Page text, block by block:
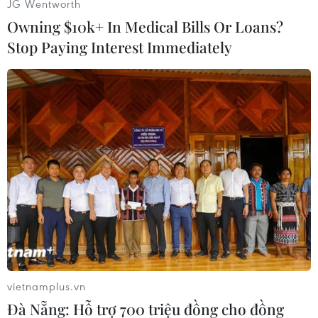
[Vẫn cần giải pháp căn cơ giải quyết thiếu
thuốc, trang thiết bị y tế]
Một số đơn vị có tình trạng tồn tại công nợ với
nhà thầu, do chưa được Bảo hiểm Xã hội thanh,
quyết toán chi phí khám, chữa bệnh một số năm
trước đó.
Một số nhà cung cấp e ngại trong việc cung ứng
hàng hóa cho các đơn vị công do liên quan tới
giá chưa hợp lý, thủ tục đấu thầu, thanh toán
phức tạp.
JG Wentworth
Owning $10k+ In Medical Bills Or Loans?
Stop Paying Interest Immediately
vietnamplus.vn
Đà Nẵng: Hỗ trợ 700 triệu đồng cho đồng